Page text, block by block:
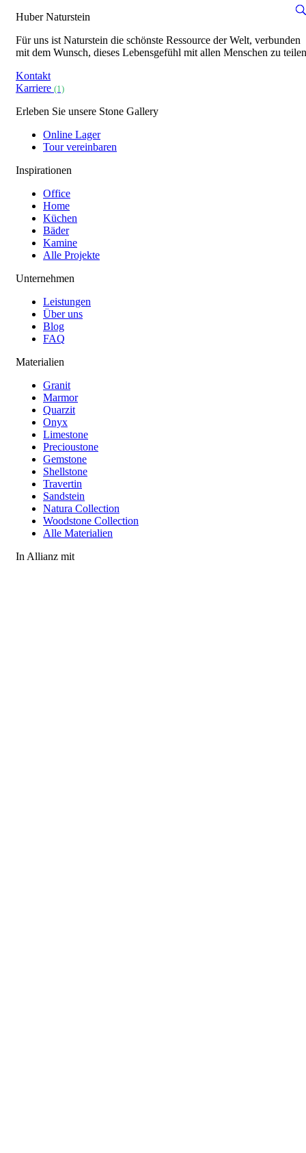
Huber Naturstein
Für uns ist Naturstein die schönste Ressource der Welt, verbunden
mit dem Wunsch, dieses Lebensgefühl mit allen Menschen zu
Kontakt
Karriere (1)
Erleben Sie unsere Stone Gallery
Online Lager
Tour vereinbaren
Inspirationen
Office
Home
Küchen
Bäder
Kamine
Alle Projekte
Unternehmen
Leistungen
Über uns
Blog
FAQ
Materialien
Granit
Marmor
Quarzit
Onyx
Limestone
Precioustone
Gemstone
Shellstone
Travertin
Sandstein
Natura Collection
Woodstone Collection
Alle Materialien
In Allianz mit